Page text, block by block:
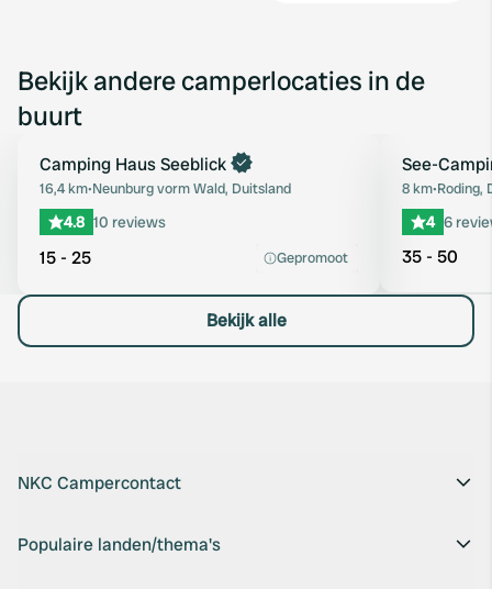
Bekijk andere camperlocaties in de
buurt
Favoriet
Boek direct
Camping Haus Seeblick
16,4 km•Neunburg vorm Wald, Duitsland
4.8 10 reviews
15 - 25 Gepromoot
See-
8 km•Roding,
4 6
35 - 50
Bekijk alle
NKC Campercontact
Populaire landen/thema's